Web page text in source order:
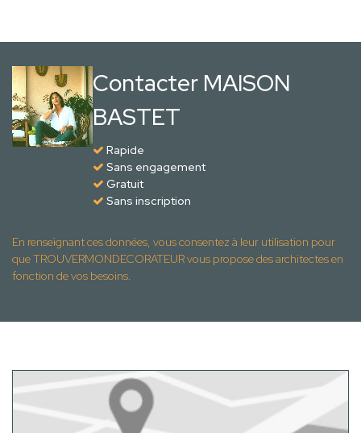
Contacter MAISON
BASTET
Rapide
Sans engagement
Gratuit
Sans inscription
En renseignant ces données, vous consentez à leur utilisation pour
que TROUVERMONDECORATEUR vous propose des architectes en
fonction de vos besoins.